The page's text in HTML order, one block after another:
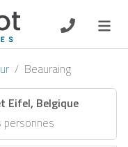
FR
Beauraing
Eifel, Belgique
personnes